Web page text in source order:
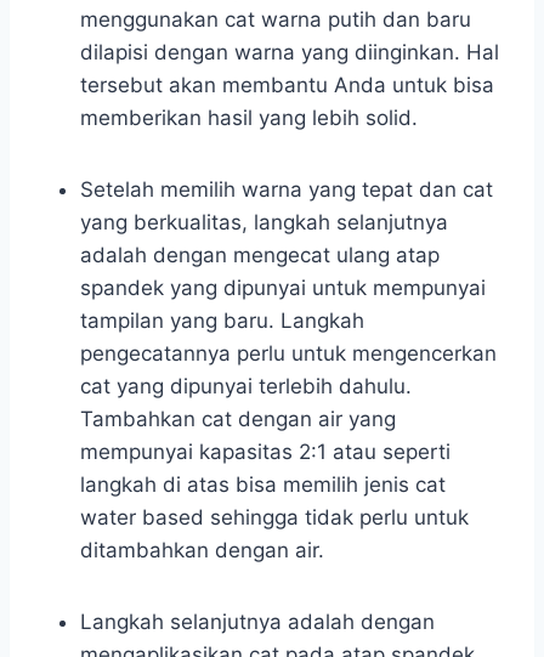
menggunakan cat warna putih dan baru
dilapisi dengan warna yang diinginkan. Hal
tersebut akan membantu Anda untuk bisa
memberikan hasil yang lebih solid.
Setelah memilih warna yang tepat dan cat
yang berkualitas, langkah selanjutnya
adalah dengan mengecat ulang atap
spandek yang dipunyai untuk mempunyai
tampilan yang baru. Langkah
pengecatannya perlu untuk mengencerkan
cat yang dipunyai terlebih dahulu.
Tambahkan cat dengan air yang
mempunyai kapasitas 2:1 atau seperti
langkah di atas bisa memilih jenis cat
water based sehingga tidak perlu untuk
ditambahkan dengan air.
Langkah selanjutnya adalah dengan